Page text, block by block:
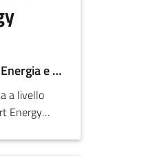
Digitale, Edilizia e Costruzioni, Energia e Sostenibilità
a livello
Energy
e